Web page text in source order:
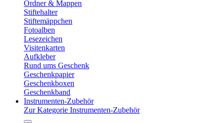
Ordner & Mappen
Stiftehalter
Stiftemäppchen
Fotoalben
Lesezeichen
Visitenkarten
Aufkleber
Rund ums Geschenk
Geschenkpapier
Geschenkboxen
Geschenkband
Instrumenten-Zubehör
Zur Kategorie Instrumenten-Zubehör